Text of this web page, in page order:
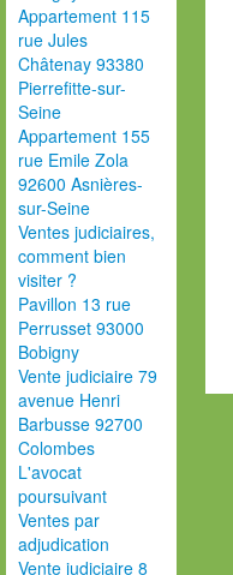
Appartement 115
rue Jules
Châtenay 93380
Pierrefitte-sur-
Seine
Appartement 155
rue Emile Zola
92600 Asnières-
sur-Seine
Ventes judiciaires,
comment bien
visiter ?
Pavillon 13 rue
Perrusset 93000
Bobigny
Vente judiciaire 79
avenue Henri
Barbusse 92700
Colombes
L'avocat
poursuivant
Ventes par
adjudication
Vente judiciaire 8